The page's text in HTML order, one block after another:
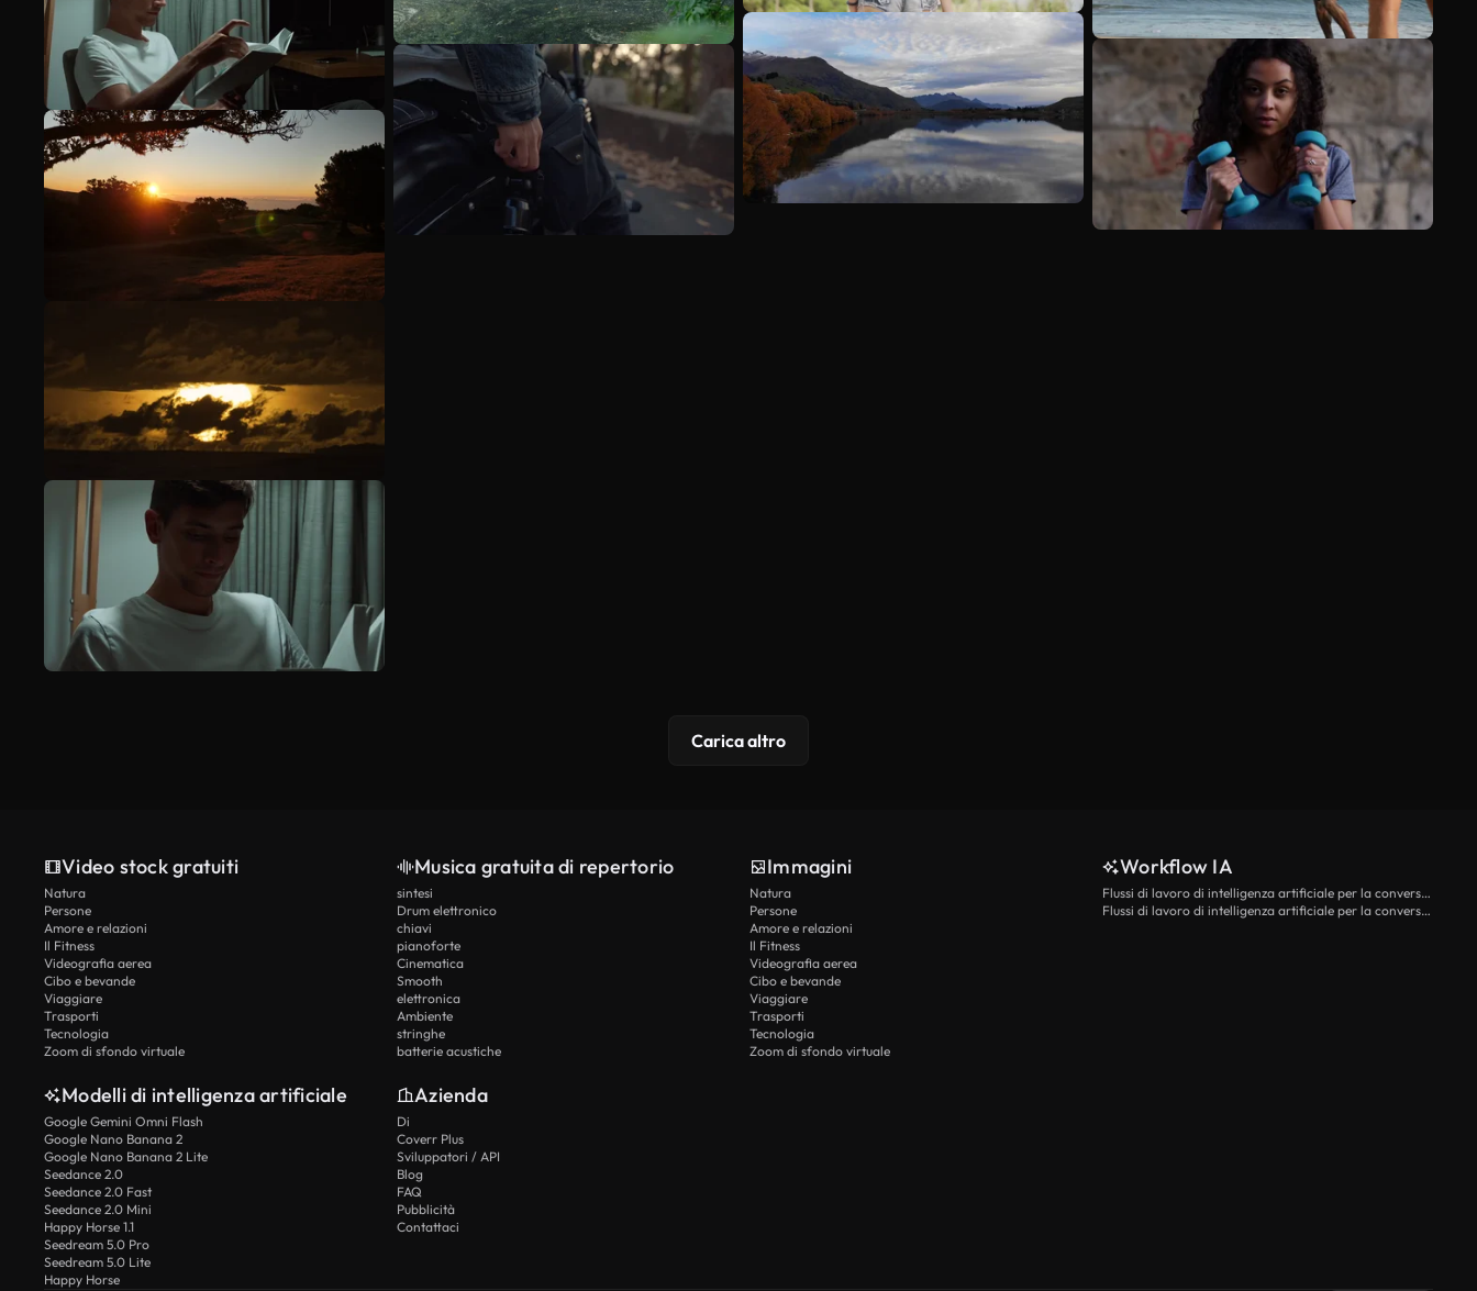
Carica altro
Video stock gratuiti
Natura
Persone
Amore e relazioni
Il Fitness
Videografia aerea
Cibo e bevande
Viaggiare
Trasporti
Tecnologia
Zoom di sfondo virtuale
Musica gratuita di repertorio
sintesi
Drum elettronico
chiavi
pianoforte
Cinematica
Smooth
elettronica
Ambiente
stringhe
batterie acustiche
Immagini
Natura
Persone
Amore e relazioni
Il Fitness
Videografia aerea
Cibo e bevande
Viaggiare
Trasporti
Tecnologia
Zoom di sfondo virtuale
Workflow IA
Flussi di lavoro di intelligenza artificiale per la conversione da testo a video
Flussi di lavoro di intelligenza artificiale per la conversione di immagini in video
Modelli di intelligenza artificiale
Google Gemini Omni Flash
Google Nano Banana 2
Google Nano Banana 2 Lite
Seedance 2.0
Seedance 2.0 Fast
Seedance 2.0 Mini
Happy Horse 1.1
Seedream 5.0 Pro
Seedream 5.0 Lite
Happy Horse
Azienda
Di
Coverr Plus
Sviluppatori / API
Blog
FAQ
Pubblicità
Contattaci